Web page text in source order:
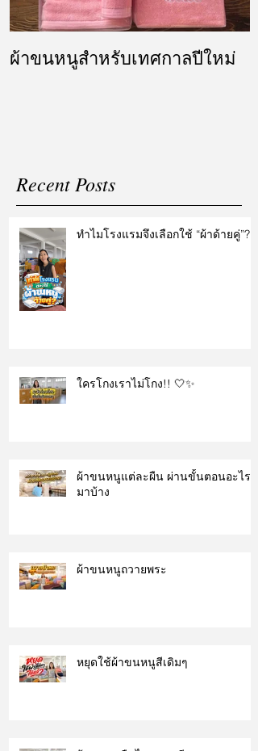
ผ้าขนหนูสำหรับเทศกาลปีใหม่
Recent Posts
ทำไมโรงแรมจึงเลือกใช้ “ผ้าด้ายคู่”?
ใครโกงเราไม่โกง!! 🤍✨
ผ้าขนหนูแต่ละผืน ผ่านขั้นตอนอะไร
มาบ้าง
ผ้าขนหนูถวายพระ
หยุดใช้ผ้าขนหนูสีเดิมๆ